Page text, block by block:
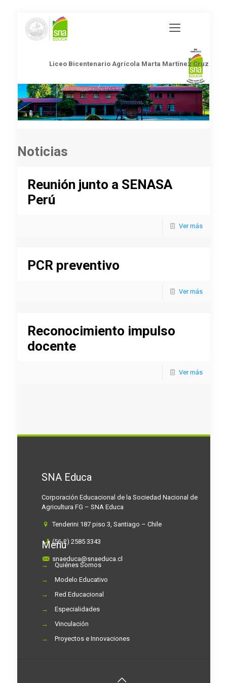
Liceo Bicentenario Agrícola Marta Martínez Cruz
Noticias
Reunión junto a SENASA
Perú
Ver más
PCR preventivo
Ver más
Reconocimiento impulso
docente
Ver más
SNA Educa
Corporación Educacional de la Sociedad Nacional de
Agricultura FG – SNA Educa
Tenderini 187 piso 3, Santiago – Chile
(56-2) 2585 3343
snaeduca@snaeduca.cl
Menú
→
Quiénes Somos
→
Modelo Educativo
→
Red Educacional
→
Especialidades
→
Vinculación
→
Proyectos e Innovaciones